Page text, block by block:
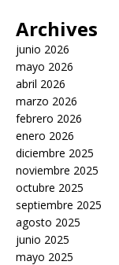
Archives
junio 2026
mayo 2026
abril 2026
marzo 2026
febrero 2026
enero 2026
diciembre 2025
noviembre 2025
octubre 2025
septiembre 2025
agosto 2025
junio 2025
mayo 2025